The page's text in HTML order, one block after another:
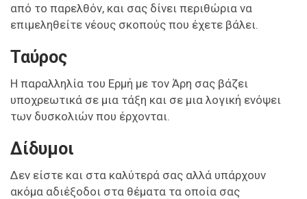
από το παρελθόν, και σας δίνει περιθώρια να
επιμεληθείτε νέους σκοπούς που έχετε βάλει.
Ταύρος
Η παραλληλία του Ερμή με τον Άρη σας βάζει
υποχρεωτικά σε μια τάξη και σε μια λογική ενόψει
των δυσκολιών που έρχονται.
Δίδυμοι
Δεν είστε και στα καλύτερά σας αλλά υπάρχουν
ακόμα αδιέξοδοι στα θέματα τα οποία σας